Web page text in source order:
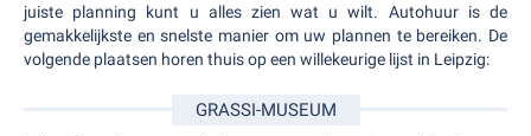
juiste planning kunt u alles zien wat u wilt. Autohuur is de
gemakkelijkste en snelste manier om uw plannen te bereiken. De
volgende plaatsen horen thuis op een willekeurige lijst in Leipzig:
GRASSI-MUSEUM